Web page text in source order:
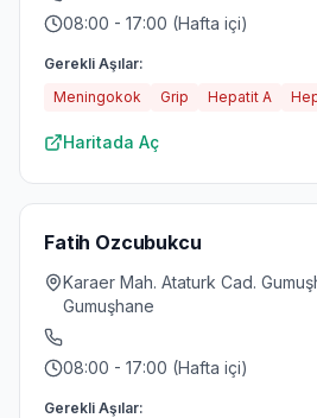
08:00 - 17:00 (Hafta içi)
Gerekli Aşılar:
Meningokok
Grip Hepatit A
Haritada Aç
Fatih Ozcubukcu
Karaer Mah. Ataturk Cad.
Gumuşhane
08:00 - 17:00 (Hafta içi)
Gerekli Aşılar: